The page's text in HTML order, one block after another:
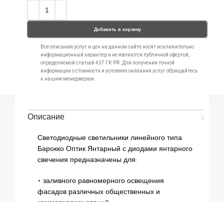
Добавить в корзину
Все описания услуг и цен на данном сайте носят исключительно
информационный характер и не являются публичной офертой,
определяемой статьей 437 ГК РФ. Для получения точной
информации о стоимости и условиях оказания услуг обращайтесь
к нашим менеджерам.
Описание
Светодиодные светильники линейного типа
Барокко Оптик Янтарный с диодами янтарного
свечения предназначены для:
• заливного равномерного освещения
фасадов различных общественных и